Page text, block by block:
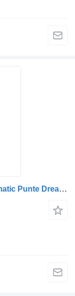
Suspension pneumatique Arc Pneumatic Punte Dreapta pour camion IVECO 41289370 41218554 500042586